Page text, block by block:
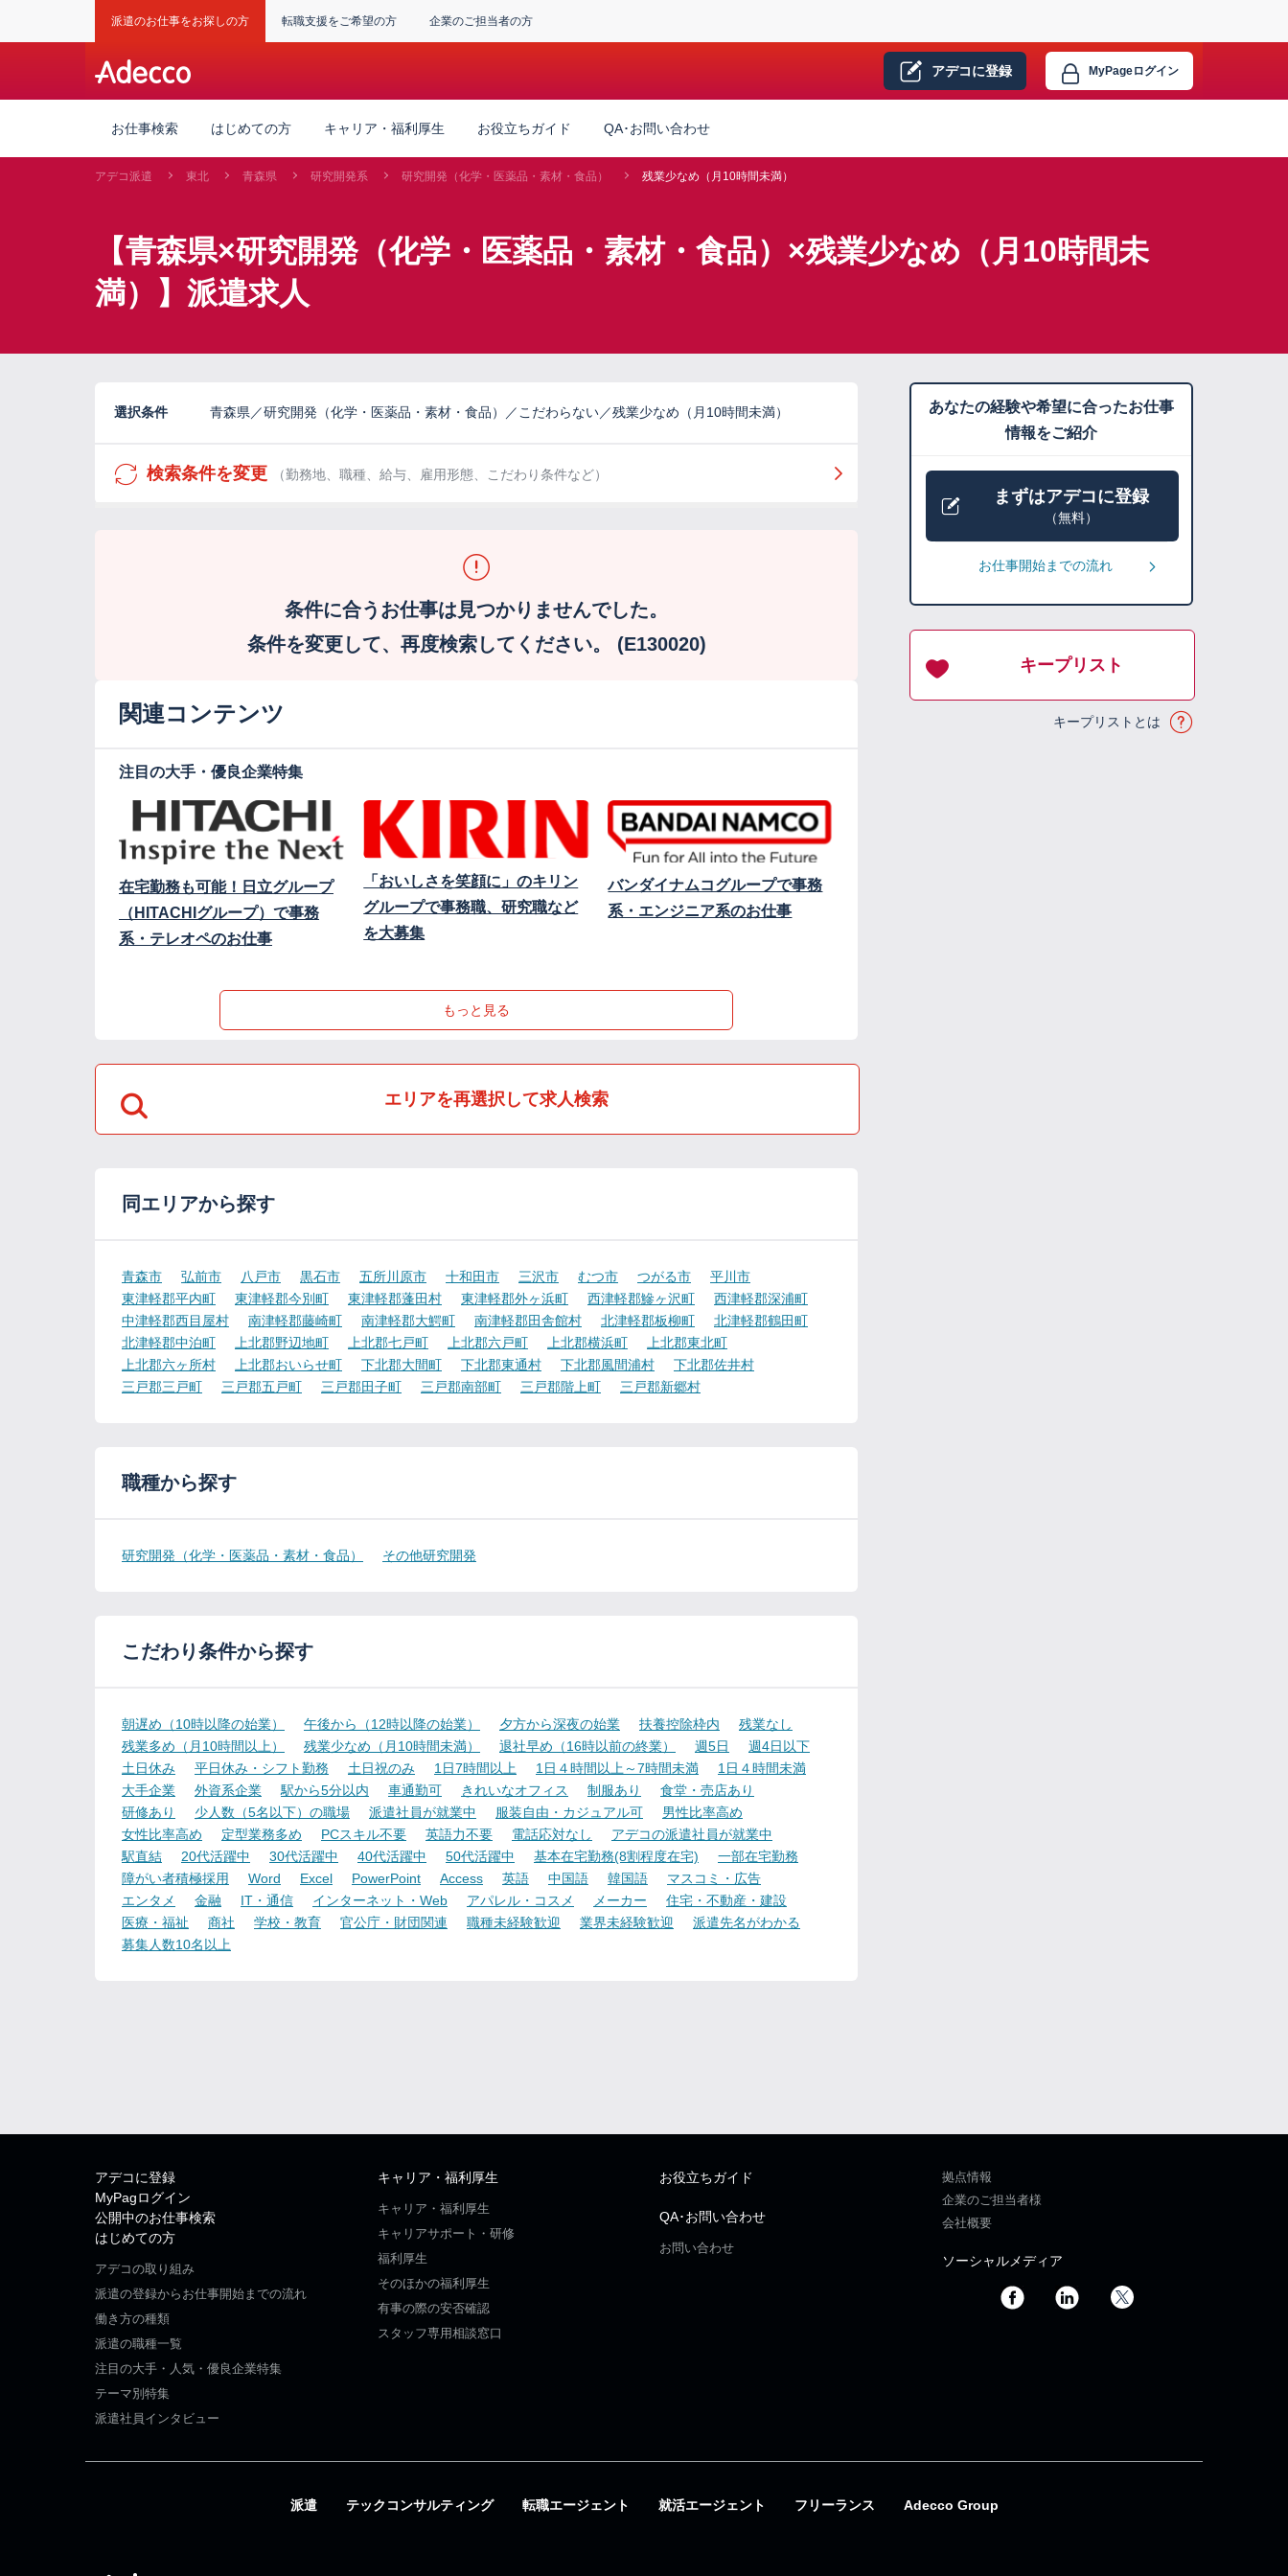
派遣のお仕事をお探しの方 転職支援をご希望の方 企業のご担当者の方
アデコに登録 MyPageログイン
お仕事検索 はじめての方 キャリア・福利厚生 お役立ちガイド QA･お問い合わせ
アデコ派遣 東北 青森県 研究開発系 研究開発（化学・医薬品・素材・食品） 残業少なめ（月10時間未満）
【青森県×研究開発（化学・医薬品・素材・食品）×残業少なめ（月10時間未
満）】派遣求人
選択条件 青森県／研究開発（化学・医薬品・素材・食品）／こだわらない／残業少なめ（月10時間未満）
検索条件を変更 （勤務地、職種、給与、雇用形態、こだわり条件など）
条件に合うお仕事は見つかりませんでした。
条件を変更して、再度検索してください。 (E130020)
関連コンテンツ
注目の大手・優良企業特集
在宅勤務も可能！日立グループ
（HITACHIグループ）で事務
系・テレオペのお仕事
「おいしさを笑顔に」のキリン
グループで事務職、研究職など
を大募集
バンダイナムコグループで事務
系・エンジニア系のお仕事
もっと見る
エリアを再選択して求人検索
同エリアから探す
青森市 弘前市 八戸市 黒石市 五所川原市 十和田市 三沢市 むつ市 つがる市
平川市
東津軽郡平内町
東津軽郡今別町 東津軽郡蓬田村 東津軽郡外ヶ浜町 西津軽郡鰺ヶ沢町
西津軽郡深浦町
中津軽郡西目屋村
南津軽郡藤崎町 南津軽郡大鰐町 南津軽郡田舎館村 北津軽郡板柳町
北津軽郡鶴田町
北津軽郡中泊町
上北郡野辺地町 上北郡七戸町 上北郡六戸町 上北郡横浜町
上北郡東北町
上北郡六ヶ所村
上北郡おいらせ町 下北郡大間町 下北郡東通村 下北郡風間浦村
下北郡佐井村
三戸郡三戸町
三戸郡五戸町 三戸郡田子町 三戸郡南部町 三戸郡階上町 三戸郡新郷村
職種から探す
研究開発（化学・医薬品・素材・食品） その他研究開発
こだわり条件から探す
朝遅め（10時以降の始業） 午後から（12時以降の始業） 夕方から深夜の始業 扶養控除枠内
残業なし
残業多め（月10時間以上）
残業少なめ（月10時間未満） 退社早め（16時以前の終業） 週5日
週4日以下
土日休み
平日休み・シフト勤務 土日祝のみ 1日7時間以上 1日４時間以上～7時間未満
1日４時間未満
大手企業
外資系企業 駅から5分以内 車通勤可 きれいなオフィス 制服あり
食堂・売店あり
研修あり
少人数（5名以下）の職場 派遣社員が就業中 服装自由・カジュアル可
男性比率高め
女性比率高め
定型業務多め PCスキル不要 英語力不要 電話応対なし
アデコの派遣社員が就業中
駅直結
20代活躍中 30代活躍中 40代活躍中 50代活躍中 基本在宅勤務(8割程度在宅)
一部在宅勤務
障がい者積極採用
Word Excel PowerPoint Access 英語 中国語 韓国語
マスコミ・広告
エンタメ
金融 IT・通信 インターネット・Web アパレル・コスメ メーカー
住宅・不動産・建設
医療・福祉
商社 学校・教育 官公庁・財団関連 職種未経験歓迎 業界未経験歓迎
派遣先名がわかる
募集人数10名以上
あなたの経験や希望に合ったお仕事
情報をご紹介
まずはアデコに登録
（無料）
お仕事開始までの流れ
キープリスト
キープリストとは
アデコに登録
MyPagログイン
公開中のお仕事検索
はじめての方
アデコの取り組み
派遣の登録からお仕事開始までの流れ
働き方の種類
派遣の職種一覧
注目の大手・人気・優良企業特集
テーマ別特集
派遣社員インタビュー
キャリア・福利厚生
キャリア・福利厚生
キャリアサポート・研修
福利厚生
そのほかの福利厚生
有事の際の安否確認
スタッフ専用相談窓口
お役立ちガイド
QA･お問い合わせ
お問い合わせ
拠点情報
企業のご担当者様
会社概要
ソーシャルメディア
派遣 テックコンサルティング 転職エージェント 就活エージェント フリーランス Adecco Group